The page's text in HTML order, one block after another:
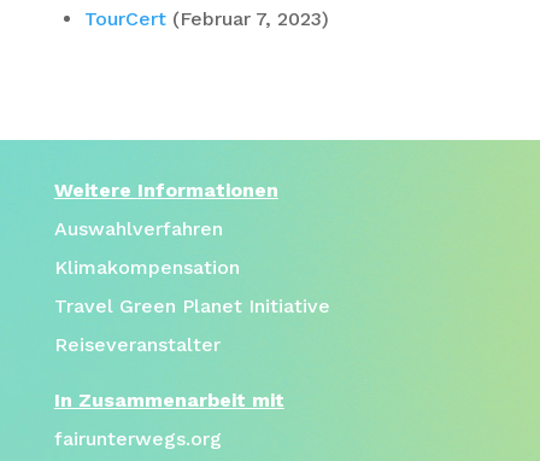
TourCert (Februar 7, 2023)
Weitere Informationen
Auswahlverfahren
Klimakompensation
Travel Green Planet Initiative
Reiseveranstalter
In Zusammenarbeit mit
fairunterwegs.org